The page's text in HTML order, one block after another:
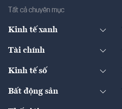
Tất cả chuyên mục
Kinh tế xanh
Diễn đàn
Tài chính
Ngân hàng
Kinh tế số
Sản phẩm - Thị trường
Bất động sản
Chính sách